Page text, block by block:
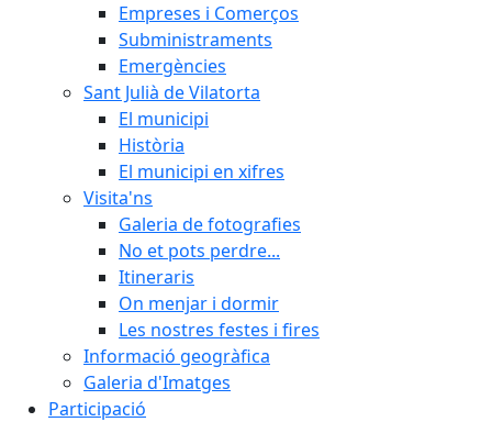
Empreses i Comerços
Subministraments
Emergències
Sant Julià de Vilatorta
El municipi
Història
El municipi en xifres
Visita'ns
Galeria de fotografies
No et pots perdre...
Itineraris
On menjar i dormir
Les nostres festes i fires
Informació geogràfica
Galeria d'Imatges
Participació